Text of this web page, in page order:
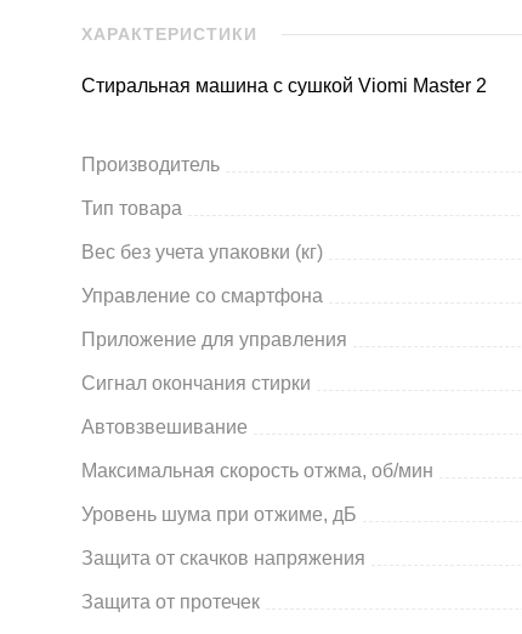
ХАРАКТЕРИСТИКИ
Стиральная машина с сушкой Viomi Master 2
Производитель
Тип товара
Вес без учета упаковки (кг)
Управление со смартфона
Приложение для управления
Сигнал окончания стирки
Автовзвешивание
Максимальная скорость отжма, об/мин
Уровень шума при отжиме, дБ
Защита от скачков напряжения
Защита от протечек